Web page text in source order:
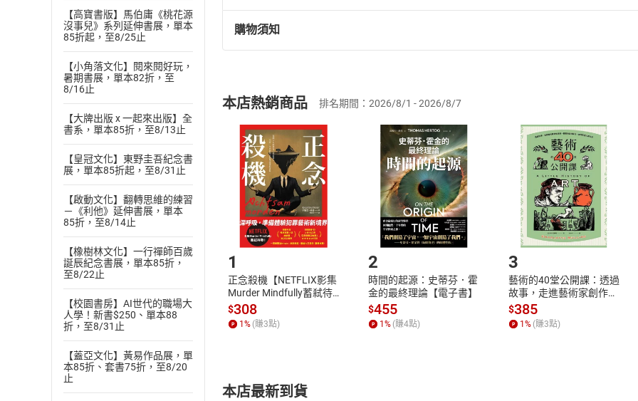
【高寶書版】馬伯庸《桃花源
沒事兒》系列延伸書展，單本
85折起，至8/25止
【小角落文化】閱來閱好玩，
暑期書展，單本82折，至
8/16止
【大牌出版 x 一起來出版】全
書系，單本85折，至8/13止
【皇冠文化】東野圭吾紀念書
展，單本85折起，至8/31止
【啟動文化】翻轉思維的練習
－《利他》延伸書展，單本
85折，至8/14止
【橡樹林文化】一行禪師百歲
誕辰紀念書展，單本85折，
至8/22止
【校園書房】AI世代的職場大
人學！新書$250、單本88
折，至8/31止
【蓋亞文化】黃易作品展，單
本85折、套書75折，至8/20
止
退換貨規定：
(一)依消費者保護法第19條第1項後段暨通訊交易解除權合理例外情事適用
(二)消費者訂購本店鋪之商品即代表知悉本店鋪所銷售之商品為電子書，
且已下載/存取電子書，不得請求退貨退款。
退貨方式：您欲取消訂單或辦理退貨時，請登入樂天市場，並於「我的訂單
貨」，本店鋪將依您的申請進行審核，待審核通過後將為您辦理退款事宜。
請注意，樂天市場須以整筆訂單為單位進行取消/退貨，恕無法以單支商品取
購物須知
挑選商品
Choose
放入購物車
Shopping cart
登入帳號
Login
購書後，如何開始使用？
Step1.選擇閱讀載具 Step2.登入
本店熱銷商品 排名期間：2026/8/1 - 2026/8/7
1
正念殺機【NETFLIX影集
Murder Mindfully蓄弒待
發】【電子書】
$308
1 % (賺3點)
2
時間的起源：史蒂芬．霍
金的最終理論【電子書】
$455
1 % (賺4點)
3
藝術的40堂公開課：透過
故事，走進藝術家創作現
場，看藝術如何誕生、如
何形塑人類生活【電子
書】
$385
1 % (賺3點)
本店最新到貨